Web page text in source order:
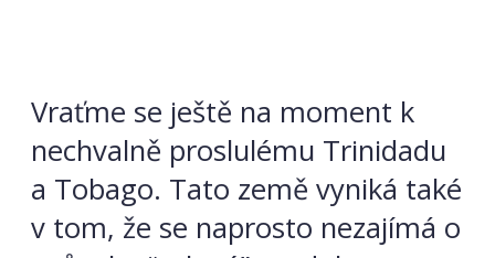
Vraťme se ještě na moment k
nechvalně proslulému Trinidadu
a Tobago. Tato země vyniká také
v tom, že se naprosto nezajímá o